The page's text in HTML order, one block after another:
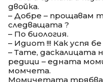
двойка.
– Добре – прощавам
следващата ?
– По биология.
– Идиот !!! Как успя бе
– Тате, даскалицата
редици – едната
момчета.
Момичетата